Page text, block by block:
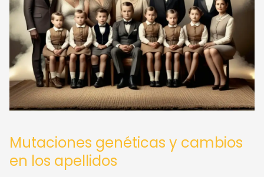
Mutaciones genéticas y cambios
en los apellidos